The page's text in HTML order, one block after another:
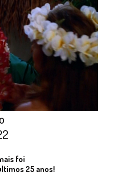
foi
25 anos!